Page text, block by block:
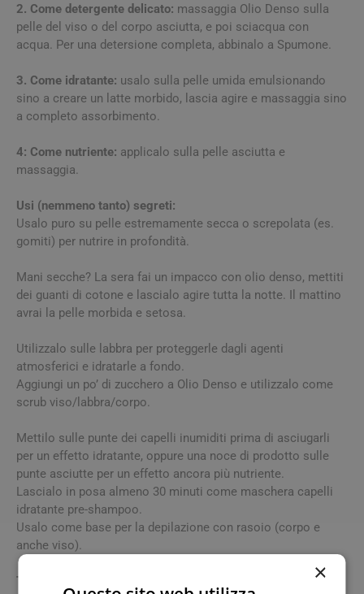
2. Come detergente delicato: massaggia Olio Denso sulla
pelle del viso o del corpo asciutta, e poi sciacqua con
acqua. Per una detersione completa, abbinalo a Spumone.
3. Come idratante: usalo sulla pelle umida emulsionando
sino a creare un latte morbido, lascia agire e massaggia sino
a completo assorbimento.
4: Come nutriente: applicalo sulla pelle asciutta e
massaggia.
Usi (nemmeno tanto) segreti:
Usalo puro su pelle estremamente secca o screpolata (es.
gomiti) per nutrire in profondità.
Mani secche? La sera fai un impacco con olio denso, mettiti
dei guanti di cotone e lascialo agire tutta la notte. Il mattino
avrai la pelle morbida e setosa.
Utilizzalo sulle labbra per proteggerle dagli agenti
atmosferici e idratarle a fondo.
Aggiungi un po’ di zucchero a Olio Denso e utilizzalo come
scrub viso/labbra/corpo.
Mettilo sulle punte dei capelli inumiditi prima di asciugarli
per un effetto idratante, oppure una noce di prodotto sulle
punte asciutte per un effetto ancora più nutriente.
Lascialo in posa almeno 30 minuti come maschera capelli
idratante pre-shampoo.
Usalo come base per la depilazione con rasoio (corpo e
anche viso).
Ti sono rimasti dei residui di cera? Con Olio Denso se ne
×